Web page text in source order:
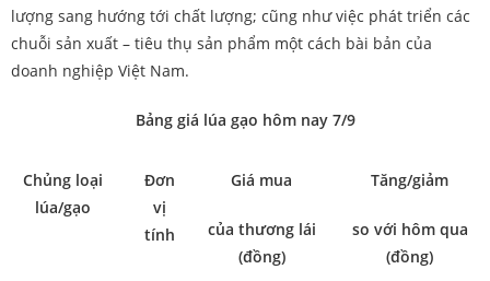
lượng sang hướng tới chất lượng; cũng như việc phát triển các
chuỗi sản xuất – tiêu thụ sản phẩm một cách bài bản của
doanh nghiệp Việt Nam.
Bảng giá lúa gạo hôm nay 7/9
Chủng loại
lúa/gạo
Đơn
vị
tính
Giá mua
của thương lái
(đồng)
Tăng/giảm
so với hôm qua
(đồng)